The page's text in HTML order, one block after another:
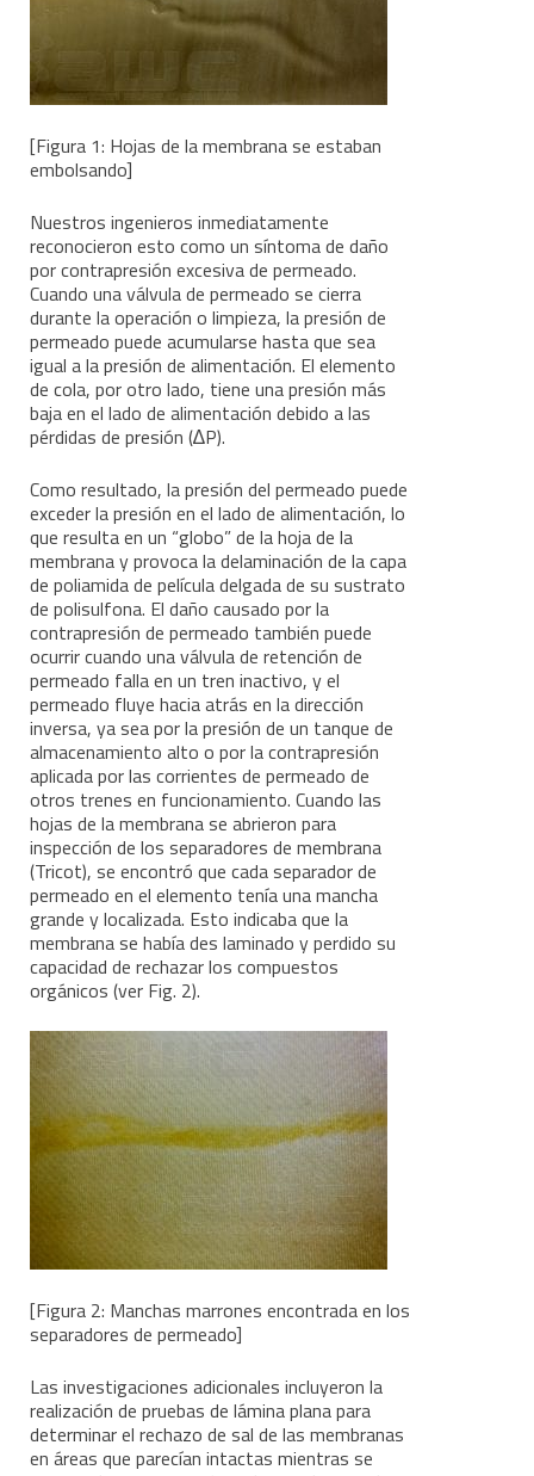
[Figura 1: Hojas de la membrana se estaban
embolsando]
Nuestros ingenieros inmediatamente
reconocieron esto como un síntoma de daño
por contrapresión excesiva de permeado.
Cuando una válvula de permeado se cierra
durante la operación o limpieza, la presión de
permeado puede acumularse hasta que sea
igual a la presión de alimentación. El elemento
de cola, por otro lado, tiene una presión más
baja en el lado de alimentación debido a las
pérdidas de presión (∆P).
Como resultado, la presión del permeado puede
exceder la presión en el lado de alimentación, lo
que resulta en un “globo” de la hoja de la
membrana y provoca la delaminación de la capa
de poliamida de película delgada de su sustrato
de polisulfona. El daño causado por la
contrapresión de permeado también puede
ocurrir cuando una válvula de retención de
permeado falla en un tren inactivo, y el
permeado fluye hacia atrás en la dirección
inversa, ya sea por la presión de un tanque de
almacenamiento alto o por la contrapresión
aplicada por las corrientes de permeado de
otros trenes en funcionamiento. Cuando las
hojas de la membrana se abrieron para
inspección de los separadores de membrana
(Tricot), se encontró que cada separador de
permeado en el elemento tenía una mancha
grande y localizada. Esto indicaba que la
membrana se había des laminado y perdido su
capacidad de rechazar los compuestos
orgánicos (ver Fig. 2).
[Figura 2: Manchas marrones encontrada en los
separadores de permeado]
Las investigaciones adicionales incluyeron la
realización de pruebas de lámina plana para
determinar el rechazo de sal de las membranas
en áreas que parecían intactas mientras se